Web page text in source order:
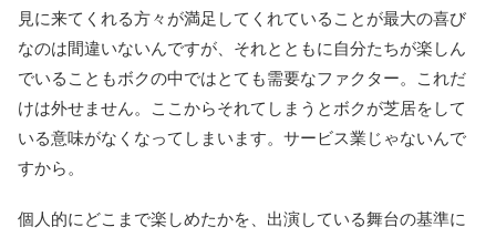
見に来てくれる方々が満足してくれていることが最大の喜び
なのは間違いないんですが、それとともに自分たちが楽しん
でいることもボクの中ではとても需要なファクター。これだ
けは外せません。ここからそれてしまうとボクが芝居をして
いる意味がなくなってしまいます。サービス業じゃないんで
すから。
個人的にどこまで楽しめたかを、出演している舞台の基準に